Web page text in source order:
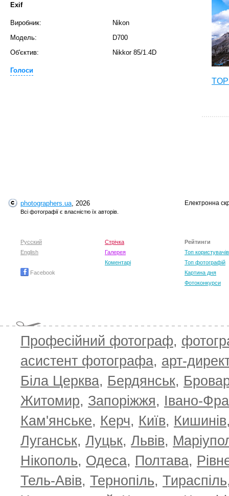
Exif
Виробник:
Nikon
Модель:
D700
Об'єктив:
Nikkor 85/1.4D
Голоси
photographers.ua, 2026
Всі фотографії є власністю їх авторів.
Електронна
Русский
English
Facebook
Стрічка
Галерея
Коментарі
Рейтинги
Топ користувачів
Топ фотографій
Картина дня
Фотоконкурси
Професійний фотограф,
асистент фотографа, арт-
Біла Церква, Бердянськ,
Житомир, Запоріжжя, Івано-
Кам'янське, Керч, Київ, Кишинів
Луганськ, Луцьк, Львів,
Нікополь, Одеса, Полтава,
Тель-Авів, Тернопіль, Тираспіль